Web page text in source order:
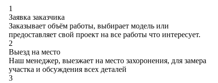
1
Заявка заказчика
Заказывает объём работы, выбирает модель или
предоставляет свой проект на все работы что интересует.
2
Выезд на место
Наш менеджер, выезжает на место захоронения, для замера
участка и обсуждения всех деталей
3